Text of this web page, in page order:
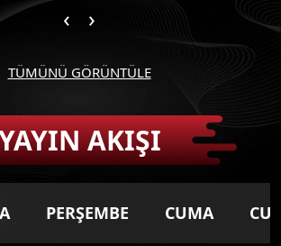
‹ ›
TÜMÜNÜ GÖRÜNTÜLE
AKIŞI
PERŞEMBE CUMA